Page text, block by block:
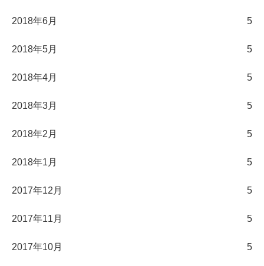
2018年6月 5
2018年5月 5
2018年4月 5
2018年3月 5
2018年2月 5
2018年1月 5
2017年12月 5
2017年11月 5
2017年10月 5